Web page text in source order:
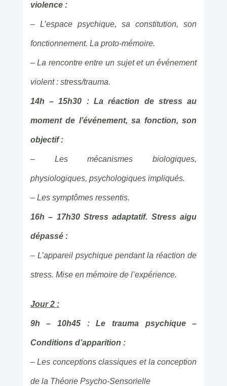
violence :
– L’espace psychique, sa constitution, son
fonctionnement. La proto-mémoire.
– La rencontre entre un sujet et un événement
violent : stress/trauma.
14h – 15h30 : La réaction de stress au
moment de l’événement, sa fonction, son
objectif :
– Les mécanismes biologiques,
physiologiques, psychologiques impliqués.
– Les symptômes ressentis.
16h – 17h30 Stress adaptatif. Stress aigu
dépassé :
– L’appareil psychique pendant la réaction de
stress. Mise en mémoire de l’expérience.
Jour 2 :
9h – 10h45 : Le trauma psychique –
Conditions d’apparition :
– Les conceptions classiques et la conception
de la Théorie Psycho-Sensorielle